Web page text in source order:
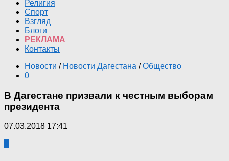
Религия
Спорт
Взгляд
Блоги
РЕКЛАМА
Контакты
Новости / Новости Дагестана / Общество
0
В Дагестане призвали к честным выборам
президента
07.03.2018 17:41